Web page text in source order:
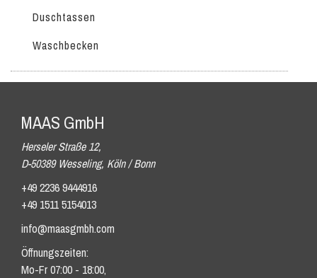
Duschtassen
Waschbecken
MAAS GmbH
Herseler Straße 12,
D-50389 Wesseling, Köln / Bonn
+49 2236 9444916
+49 1511 5154013
info@maasgmbh.com
Öffnungszeiten:
Mo-Fr 07:00 - 18:00,